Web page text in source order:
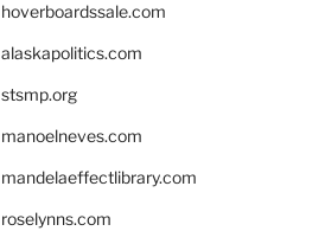
hoverboardssale.com
alaskapolitics.com
stsmp.org
manoelneves.com
mandelaeffectlibrary.com
roselynns.com